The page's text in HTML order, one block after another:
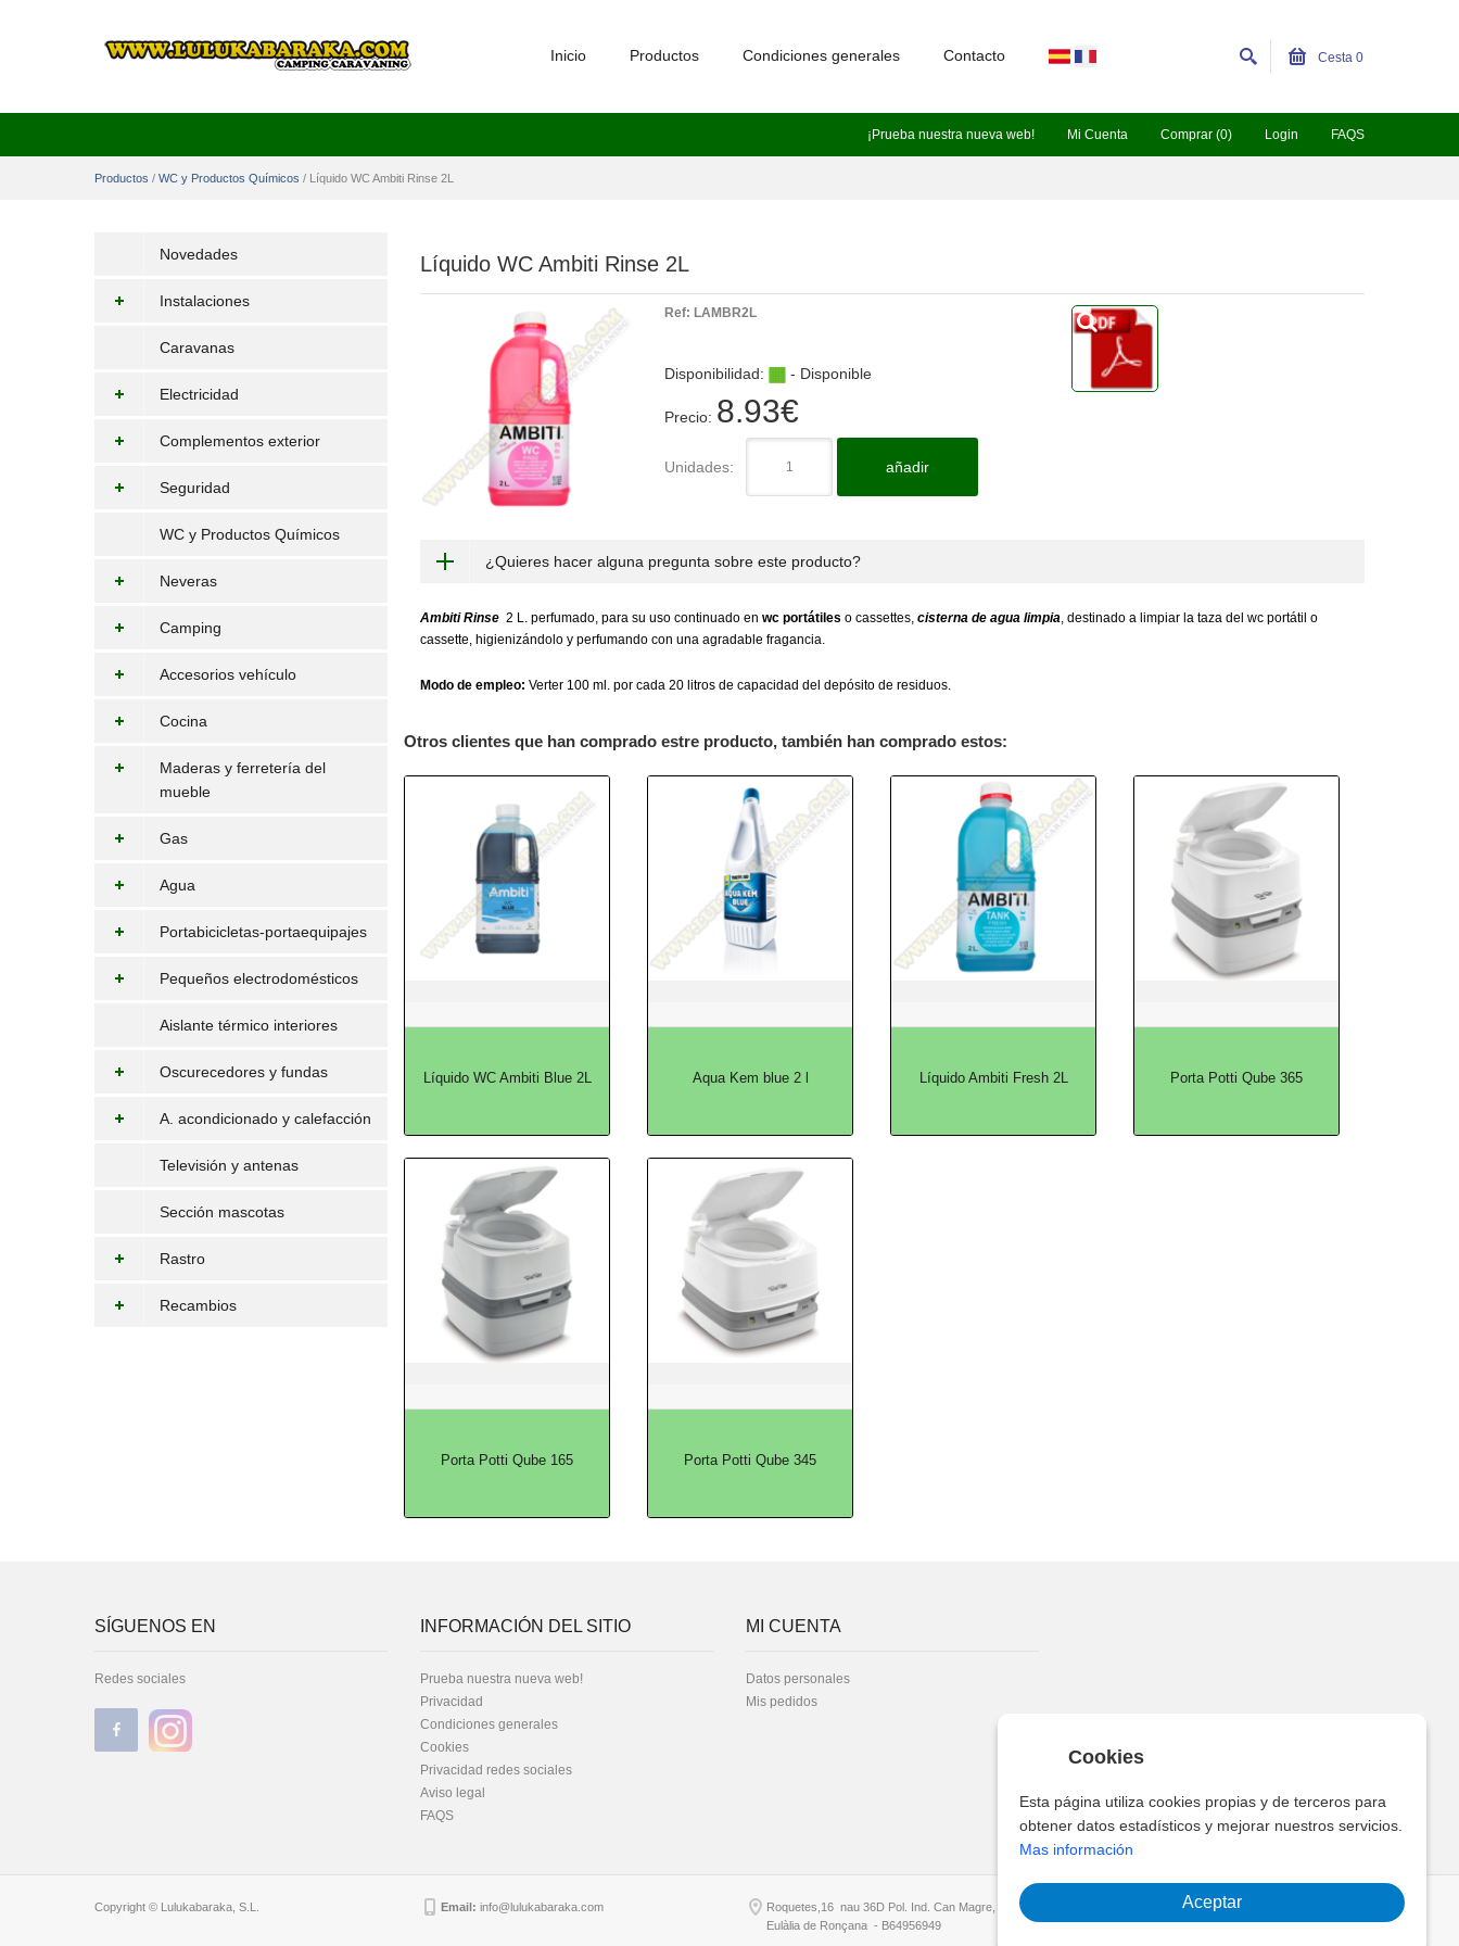
¡Prueba nuestra nueva web! Mi Cuenta Comprar (0) Login FAQS
Inicio Productos Condiciones generales Contacto Cesta 0
Productos / WC y Productos Químicos / Líquido WC Ambiti Rinse 2L
Novedades
Instalaciones
Caravanas
Electricidad
Complementos exterior
Seguridad
WC y Productos Químicos
Neveras
Camping
Accesorios vehículo
Cocina
Maderas y ferretería del
mueble
Gas
Agua
Portabicicletas-portaequipajes
Pequeños electrodomésticos
Aislante térmico interiores
Oscurecedores y fundas
A. acondicionado y calefacción
Televisión y antenas
Sección mascotas
Rastro
Recambios
Líquido WC Ambiti Rinse 2L
Ref: LAMBR2L
Disponibilidad: - Disponible
Precio: 8.93€
Unidades: añadir
¿Quieres hacer alguna pregunta sobre este producto?
Ambiti Rinse 2 L. perfumado, para su uso continuado en wc portátiles o cassettes, cisterna de agua limpia, destinado a limpiar la taza del wc portátil o
cassette, higienizándolo y perfumando con una agradable fragancia.
Modo de empleo: Verter 100 ml. por cada 20 litros de capacidad del depósito de residuos.
Otros clientes que han comprado estre producto, también han comprado estos:
Líquido WC Ambiti Blue 2L Aqua Kem blue 2 l Líquido Ambiti Fresh 2L Porta Potti Qube 365
Porta Potti Qube 165 Porta Potti Qube 345
SÍGUENOS EN
Redes sociales
INFORMACIÓN DEL SITIO
Prueba nuestra nueva web!
Privacidad
Condiciones generales
Cookies
Privacidad redes sociales
Aviso legal
FAQS
MI CUENTA
Datos personales
Mis pedidos
Copyright © Lulukabaraka, S.L. Email: info@lulukabaraka.com
Roquetes,16 nau 36D Pol. Ind. Can Magre, Santa
Eulàlia de Ronçana - B64956949
Cookies
Esta página utiliza cookies propias y de terceros para
obtener datos estadísticos y mejorar nuestros servicios.
Mas información
Aceptar